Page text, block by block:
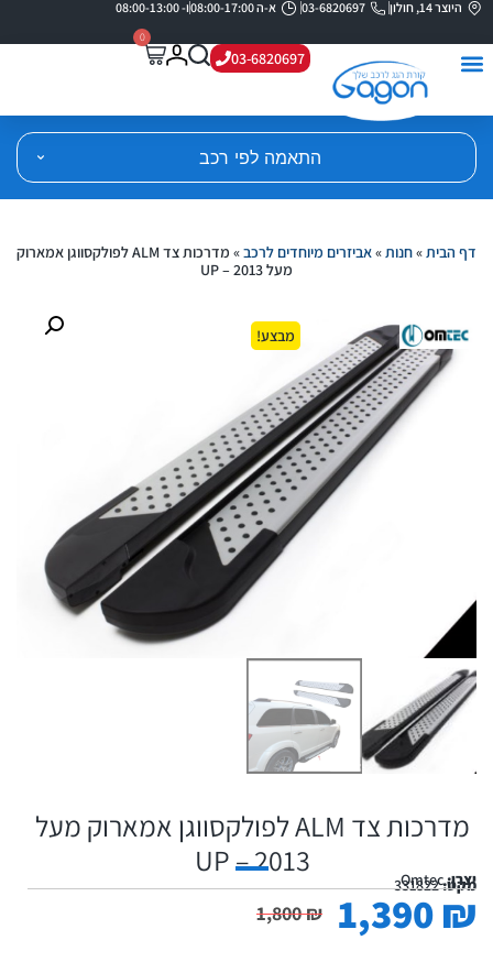
היוצר 14, חולון 03-6820697 א-ה 08:00-17:00 ו- 08:00-13:00
03-6820697
0
התאמה לפי רכב
דף הבית»חנות»אביזרים מיוחדים לרכב»
מדרכות צד ALM לפולקסווגן אמארוק
מעל 2013 – UP
מבצע!
מדרכות צד ALM לפולקסווגן אמארוק מעל
2013 – UP
יצרן:Omtecמקט:331822
1,800₪ 1,390₪